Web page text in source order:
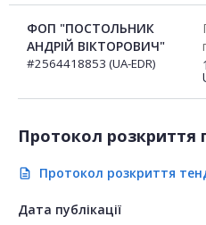
ФОП "ПОСТОЛЬНИК
АНДРІЙ ВІКТОРОВИЧ"
#2564418853 (UA-EDR)
Протокол розкриття
description Протокол розкриття
Дата публікації